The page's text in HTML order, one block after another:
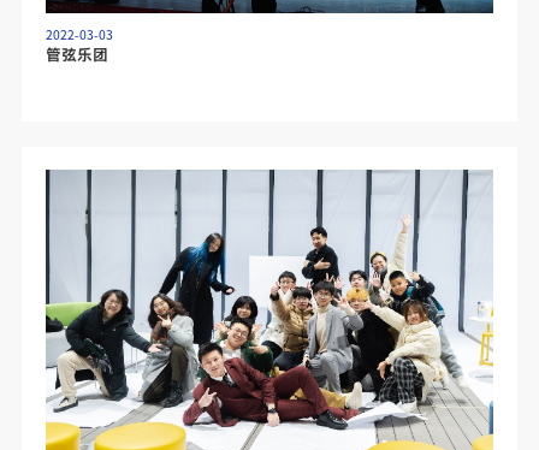
2022-03-03
管弦乐团